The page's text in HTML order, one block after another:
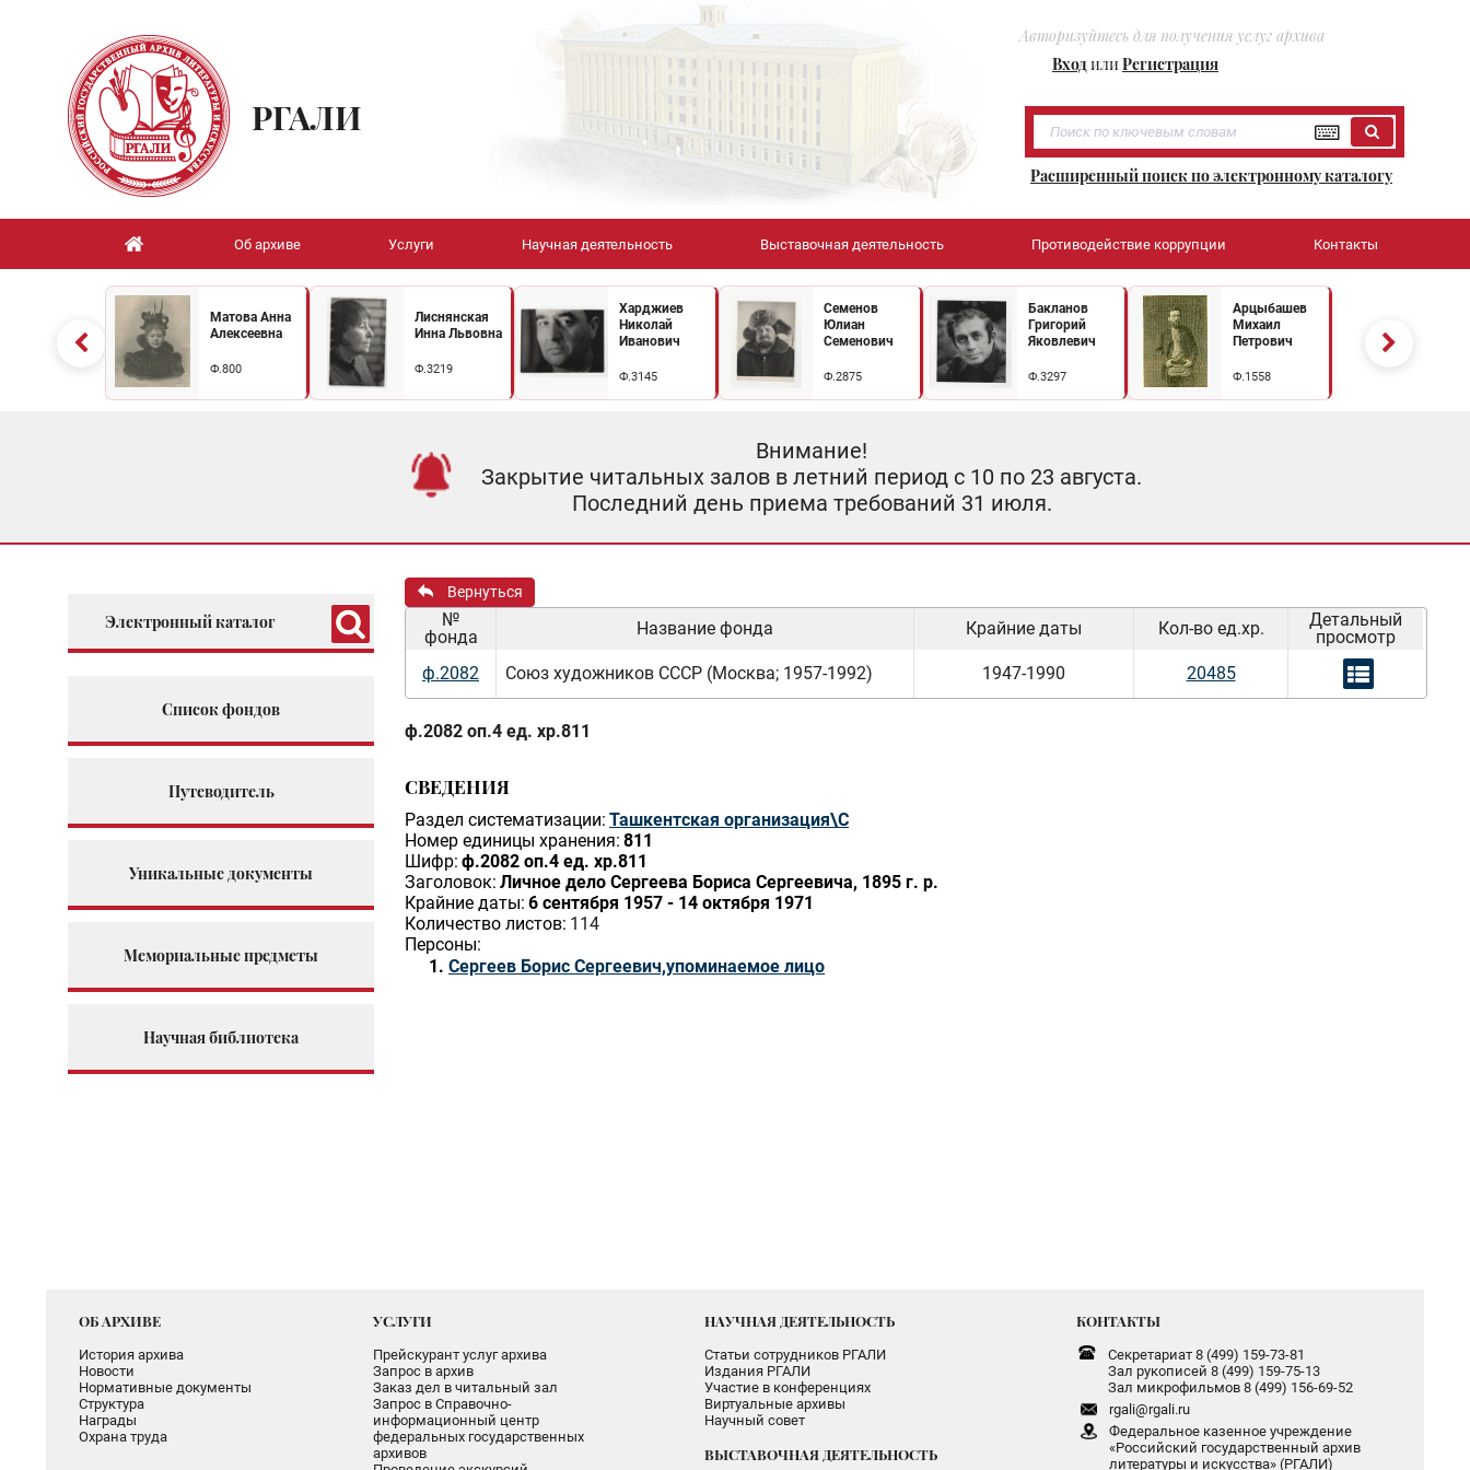
Авторизуйтесь для получения услуг архива
ВходилиРегистрация
РГАЛИ
Расширенный поиск по электронному каталогу
Об архиве Услуги Научная деятельность Выставочная деятельность Противодействие коррупции Контакты
Матова Анна
Алексеевна
Ф.800
Лиснянская
Инна Львовна
Ф.3219
Харджиев
Николай
Иванович
Ф.3145
Семенов
Юлиан
Семенович
Ф.2875
Бакланов
Григорий
Яковлевич
Ф.3297
Арцыбашев
Михаил
Петрович
Ф.1558
Внимание!
Закрытие читальных залов в летний период с 10 по 23 августа.
Последний день приема требований 31 июля.
Электронный каталог
Список фондов
Путеводитель
Уникальные документы
Мемориальные предметы
Научная библиотека
Вернуться
№
фонда
Название фонда Крайние даты Кол-во ед.хр.
Детальный
просмотр
ф.2082
Союз художников СССР (Москва; 1957-1992) 1947-1990 20485
ф.2082 оп.4 ед. хр.811
СВЕДЕНИЯ
Раздел систематизации: Ташкентская организация\С
Номер единицы хранения: 811
Шифр: ф.2082 оп.4 ед. хр.811
Заголовок: Личное дело Сергеева Бориса Сергеевича, 1895 г. р.
Крайние даты: 6 сентября 1957 - 14 октября 1971
Количество листов: 114
Персоны:
Сергеев Борис Сергеевич,упоминаемое лицо
ОБ АРХИВЕ
История архива
Новости
Нормативные документы
Структура
Награды
Охрана труда
УСЛУГИ
Прейскурант услуг архива
Запрос в архив
Заказ дел в читальный зал
Запрос в Справочно-
информационный центр
федеральных государственных
архивов
НАУЧНАЯ ДЕЯТЕЛЬНОСТЬ
Статьи сотрудников РГАЛИ
Издания РГАЛИ
Участие в конференциях
Виртуальные архивы
Научный совет
ВЫСТАВОЧНАЯ ДЕЯТЕЛЬНОСТЬ
КОНТАКТЫ
Секретариат 8 (499) 159-73-81
Зал рукописей 8 (499) 159-75-13
Зал микрофильмов 8 (499) 156-69-52
rgali@rgali.ru
Федеральное казенное учреждение
«Российский государственный архив
литературы и искусства» (РГАЛИ)